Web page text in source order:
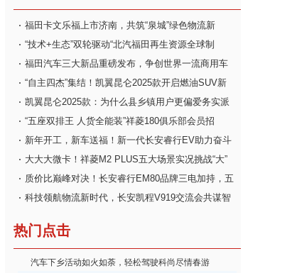
福田卡文乐福上市济南，共筑“泉城”绿色物流新
“技术+生态”双轮驱动“北汽福田再生资源全球制
福田汽车三大新品重磅发布，争创世界一流商用车
“自主四杰”集结！凯翼昆仑2025款开启燃油SUV新
凯翼昆仑2025款：为什么县乡镇用户更偏爱务实派
“五座双排王 人货全能装”祥菱180俱乐部会员招
新年开工，新车送福！新一代长安睿行EV助力奋斗
大大大微卡！祥菱M2 PLUS五大场景实况挑战“大”
质价比巅峰对决！长安睿行EM80品牌三电加持，五
科技领航物流新时代，长安凯程V919交流会共谋智
热门点击
汽车下乡活动如火如荼，轻松驾驶科尚尽情春游